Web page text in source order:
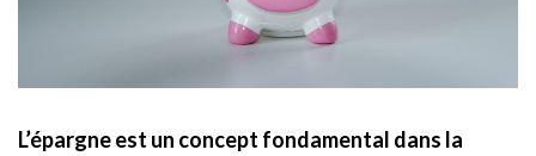
L’épargne est un concept fondamental dans la